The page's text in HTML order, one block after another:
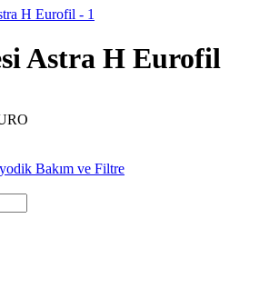
Astra H Eurofil
Bakım ve Filtre